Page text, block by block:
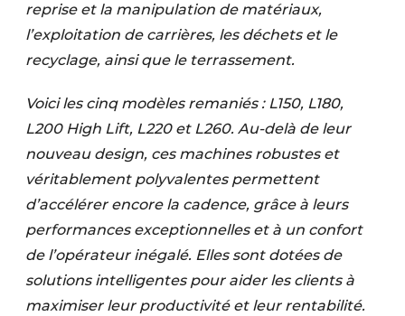
reprise et la manipulation de matériaux,
l’exploitation de carrières, les déchets et le
recyclage, ainsi que le terrassement.
Voici les cinq modèles remaniés : L150, L180,
L200 High Lift, L220 et L260. Au-delà de leur
nouveau design, ces machines robustes et
véritablement polyvalentes permettent
d’accélérer encore la cadence, grâce à leurs
performances exceptionnelles et à un confort
de l’opérateur inégalé. Elles sont dotées de
solutions intelligentes pour aider les clients à
maximiser leur productivité et leur rentabilité.